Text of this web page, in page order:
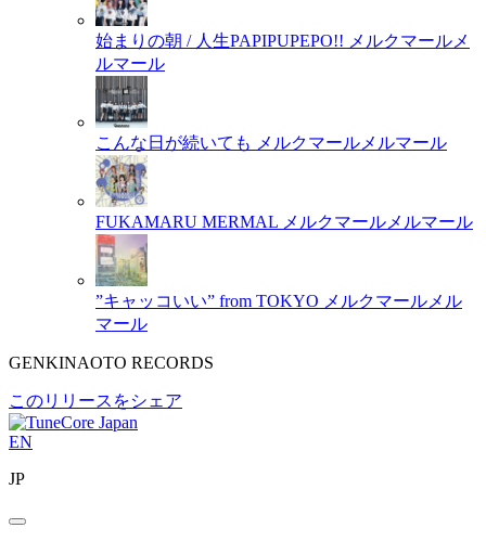
始まりの朝 / 人生PAPIPUPEPO!! メルクマールメ
ルマール
こんな日が続いても メルクマールメルマール
FUKAMARU MERMAL メルクマールメルマール
”キャッコいい” from TOKYO メルクマールメル
マール
GENKINAOTO RECORDS
このリリースをシェア
EN
JP